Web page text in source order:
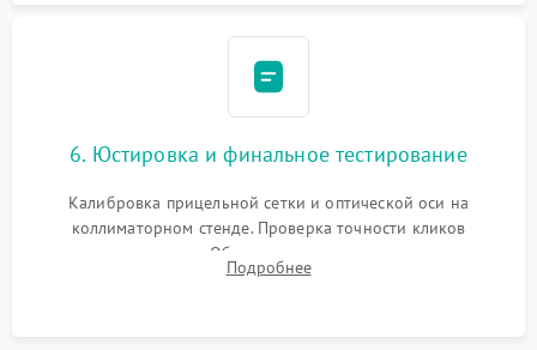
6. Юстировка и финальное тестирование
Калибровка прицельной сетки и оптической оси на
коллиматорном стенде. Проверка точности кликов
механизма поправок. Обязательное испытание прицела на
ударном стенде для проверки устойчивости к отдаче и
Подробнее